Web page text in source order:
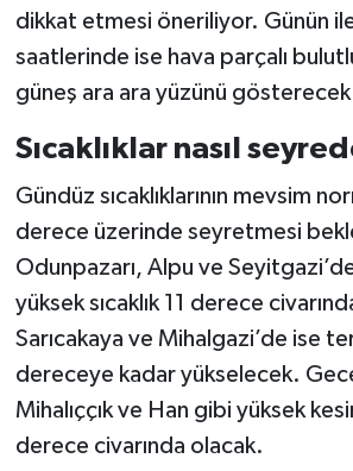
dikkat etmesi öneriliyor. Günün
saatlerinde ise hava parçalı
güneş ara ara yüzünü
Sıcaklıklar nasıl
Gündüz sıcaklıklarının mevsim
derece üzerinde seyretmesi
Odunpazarı, Alpu ve
yüksek sıcaklık 11 derece
Sarıcakaya ve Mihalgazi’de ise
dereceye kadar yükselecek. Gece
Mihalıççık ve Han gibi yüksek
derece civarında olacak.